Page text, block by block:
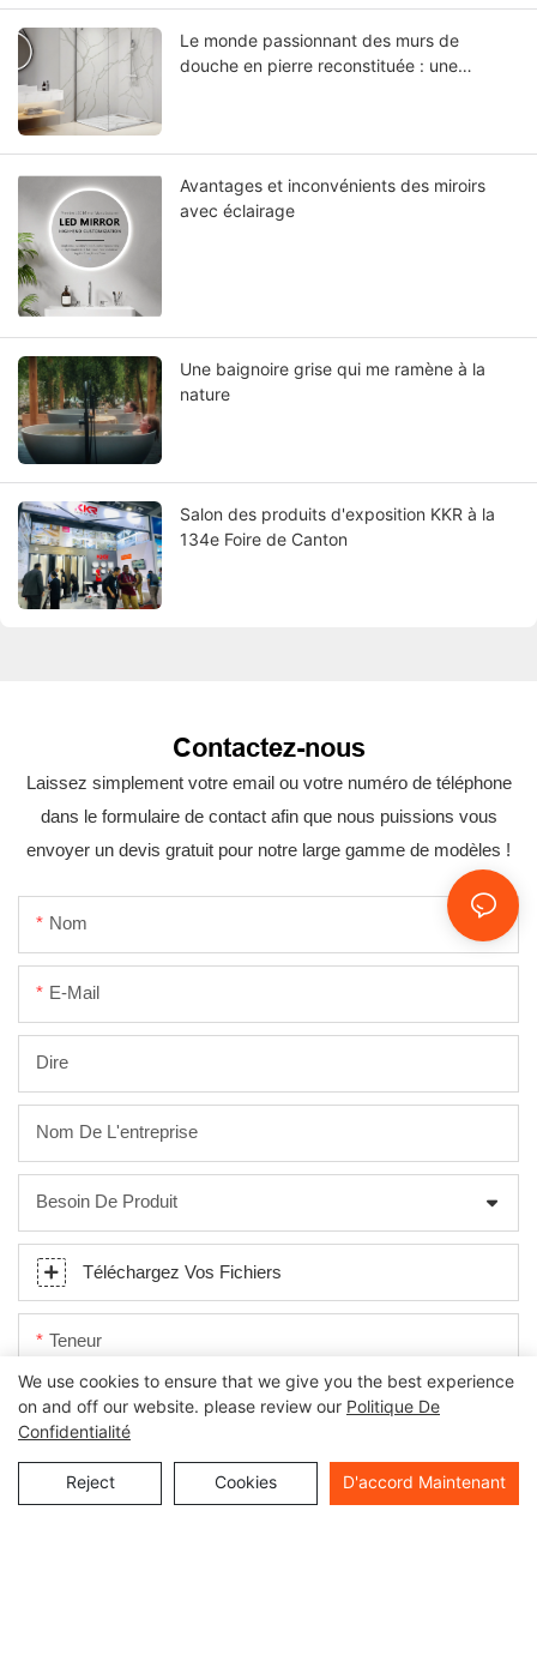
Le monde passionnant des murs de
douche en pierre reconstituée : une
Avantages et inconvénients des miroirs
avec éclairage
Une baignoire grise qui me ramène à la
nature
Salon des produits d'exposition KKR à la
134e Foire de Canton
Contactez-nous
Laissez simplement votre email ou votre numéro de téléphone
dans le formulaire de contact afin que nous puissions vous
envoyer un devis gratuit pour notre large gamme de modèles !
Nom
E-Mail
Dire
Nom De L'entreprise
Besoin De Produit
Téléchargez Vos Fichiers
Teneur
We use cookies to ensure that we give you the best experience
on and off our website. please review our Politique De
Confidentialité
Reject Cookies D'accord Maintenant